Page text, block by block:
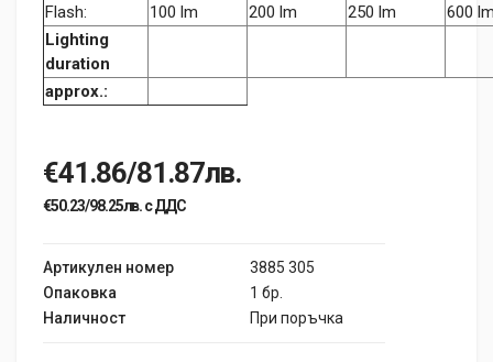
Flash:
100 lm 200 lm 250 lm
600
Lighting
duration
approx.:
€41.86/81.87лв.
€50.23/98.25лв. с ДДС
Артикулен номер
3885 305
Опаковка
1 бр.
Наличност
При поръчка